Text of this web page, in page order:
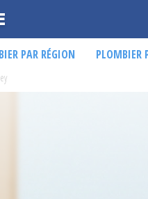
PAR RÉGION PLOMBIER